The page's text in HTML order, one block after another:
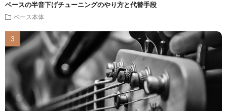
ベースの半音下げチューニングのやり方と代替手段
ベース本体